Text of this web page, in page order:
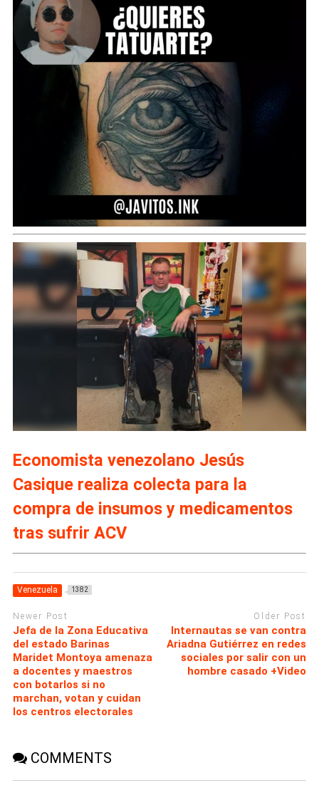
Economista venezolano Jesús
Casique realiza colecta para la
compra de insumos y medicamentos
tras sufrir ACV
Venezuela 1382
Newer Post
Jefa de la Zona Educativa
del estado Barinas
Maridet Montoya amenaza
a docentes y maestros
con botarlos si no
marchan, votan y cuidan
los centros electorales
Older Post
Internautas se van contra
Ariadna Gutiérrez en redes
sociales por salir con un
hombre casado +Video
COMMENTS